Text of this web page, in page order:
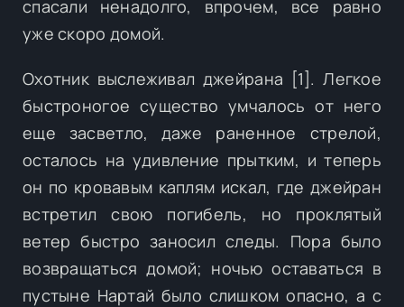
спасали ненадолго, впрочем, все равно
уже скоро домой.
Охотник выслеживал джейрана [1]. Легкое
быстроногое существо умчалось от него
еще засветло, даже раненное стрелой,
осталось на удивление прытким, и теперь
он по кровавым каплям искал, где джейран
встретил свою погибель, но проклятый
ветер быстро заносил следы. Пора было
возвращаться домой; ночью оставаться в
пустыне Нартай было слишком опасно, а с